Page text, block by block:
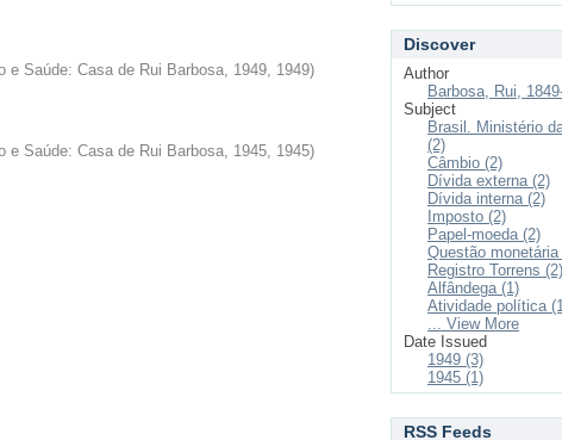
e Saúde: Casa de Rui Barbosa, 1949, 1949)
e Saúde: Casa de Rui Barbosa, 1945, 1945)
Discover
Author
Barbosa, Rui,
Subject
Brasil. Ministério
(2)
Câmbio (2)
Dívida externa (2)
Dívida interna (2)
Imposto (2)
Papel-moeda (2)
Questão monetária
Registro Torrens (2)
Alfândega (1)
Atividade política
... View More
Date Issued
1949 (3)
1945 (1)
RSS Feeds